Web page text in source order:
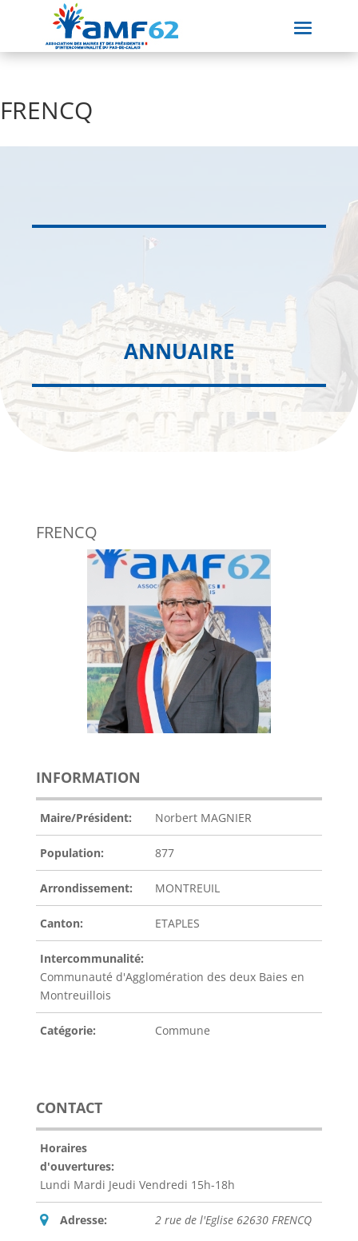
FRENCQ
ANNUAIRE
FRENCQ
INFORMATION
Maire/Président: Norbert MAGNIER
Population: 877
Arrondissement: MONTREUIL
Canton: ETAPLES
Intercommunalité:
Communauté d'Agglomération des deux Baies en
Montreuillois
Catégorie: Commune
CONTACT
Horaires
d'ouvertures:
Lundi Mardi Jeudi Vendredi 15h-18h
Adresse: 2 rue de l'Eglise 62630 FRENCQ